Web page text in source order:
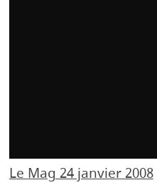
Le Mag 24 janvier 2008